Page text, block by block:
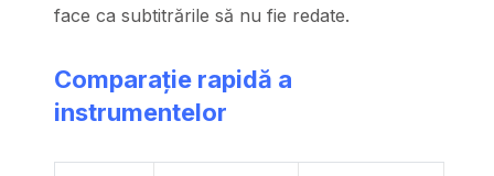
face ca subtitrările să nu fie redate.
Comparație rapidă a
instrumentelor